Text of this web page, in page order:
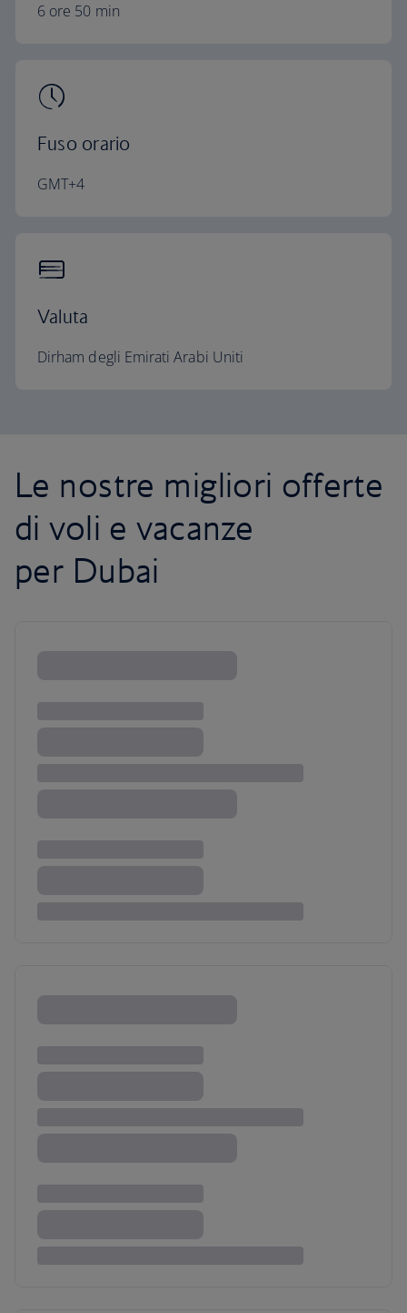
6 ore 50 min
Fuso orario
GMT+4
Valuta
Dirham degli Emirati Arabi Uniti
Le nostre migliori offerte
di voli e vacanze
per Dubai